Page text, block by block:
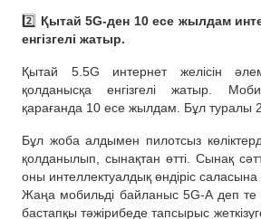
2️⃣ Қытай 5G-ден 10 есе жылдам
енгізгелі жатыр.
Қытай 5.5G интернет желісін
қолданысқа енгізгелі жатыр.
қарағанда 10 есе жылдам. Бұл туралы
Бұл жоба алдымен пилотсыз
қолданылып, сынақтан өтті. Сынақ
оны интеллектуалдық өндіріс саласына
Жаңа мобильді байланыс 5G-А деп
бастапқы тәжірибеде тапсырыс